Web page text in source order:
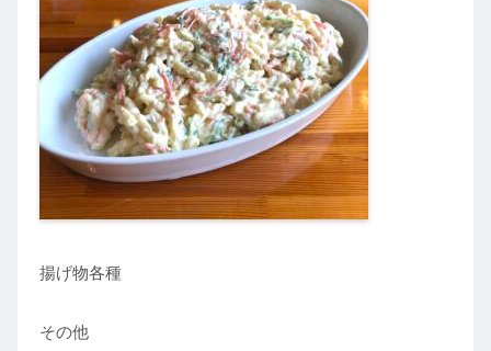
揚げ物各種
その他